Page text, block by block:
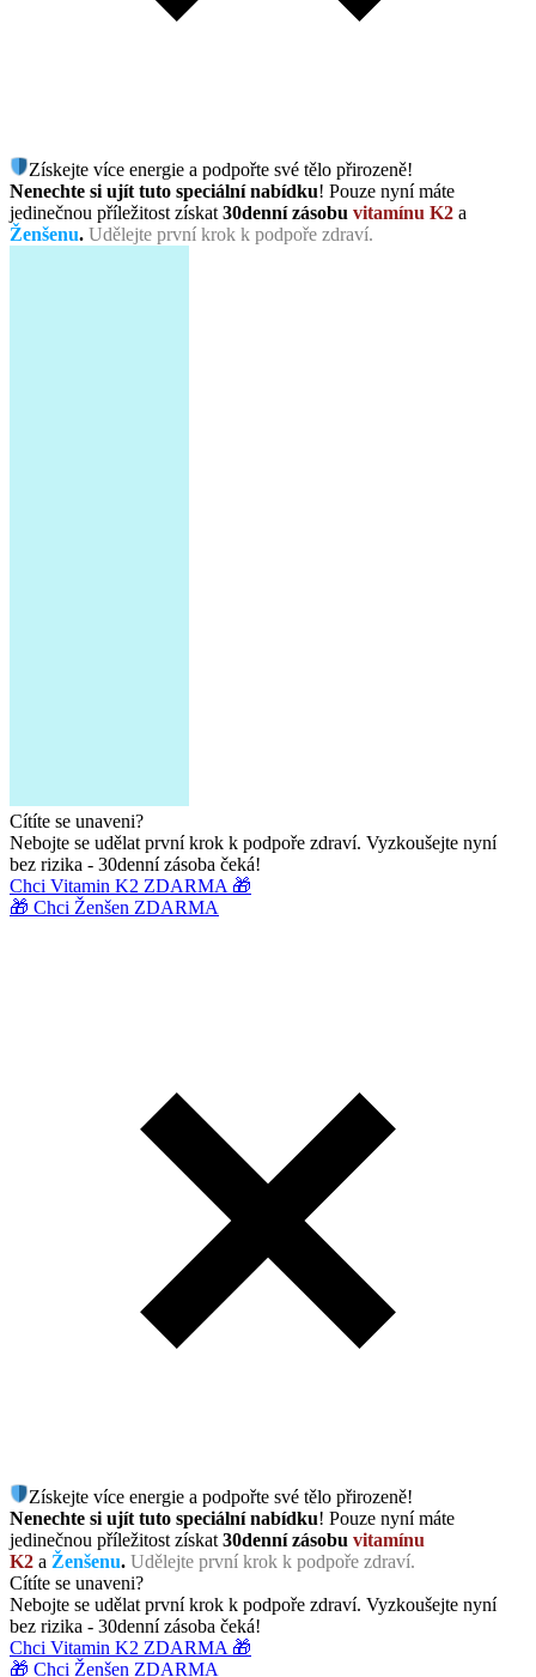
Získejte více energie a podpořte své tělo přirozeně!
Nenechte si ujít tuto speciální nabídku! Pouze nyní máte
jedinečnou příležitost získat30denní zásobu vitamínu K2 a
Ženšenu. Udělejte první krok k podpoře zdraví.
Cítíte se unaveni?
Nebojte se udělat první krok k podpoře zdraví. Vyzkoušejte nyní
bez rizika - 30denní zásoba čeká!
Chci Vitamin K2 ZDARMA 🎁
🎁 Chci Ženšen ZDARMA
Získejte více energie a podpořte své tělo přirozeně!
Nenechte si ujít tuto speciální nabídku! Pouze nyní máte
jedinečnou příležitost získat30denní zásobu vitamínu
K2 a Ženšenu. Udělejte první krok k podpoře zdraví.
Cítíte se unaveni?
Nebojte se udělat první krok k podpoře zdraví. Vyzkoušejte nyní
bez rizika - 30denní zásoba čeká!
Chci Vitamin K2 ZDARMA 🎁
🎁 Chci Ženšen ZDARMA